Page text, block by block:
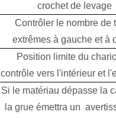
crochet de levage
Contrôler le nombre de
extrêmes à gauche et à
Position limite du
contrôle vers l'intérieur et
Si le matériau dépasse la
la grue émettra un